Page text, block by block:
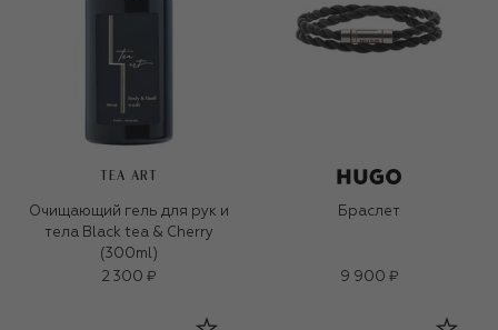
TEA ART
Очищающий гель для рук и
тела Black tea & Cherry
(300ml)
2 300 ₽
Браслет
9 900 ₽